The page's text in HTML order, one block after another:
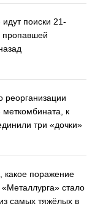
идут поиски 21-
пропавшей
реорганизации
меткомбината, к
три «дочки»
какое поражение
«Металлурга» стало
самых тяжёлых в